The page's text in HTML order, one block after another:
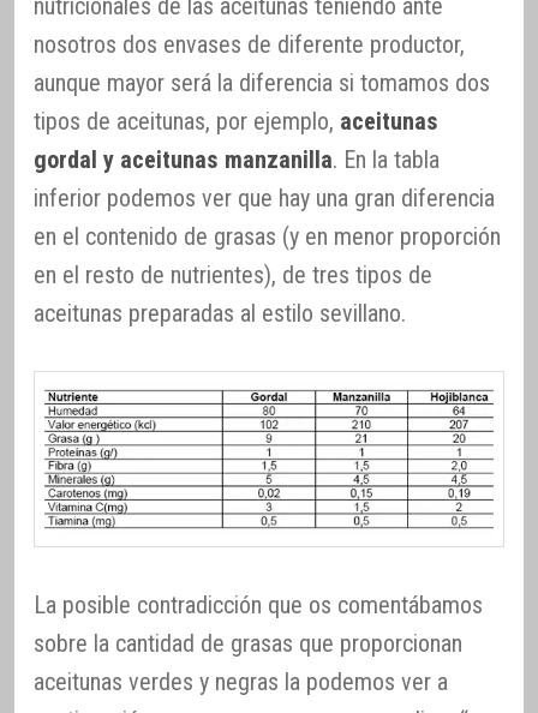
nutricionales de las aceitunas teniendo ante
nosotros dos envases de diferente productor,
aunque mayor será la diferencia si tomamos dos
tipos de aceitunas, por ejemplo, aceitunas
gordal y aceitunas manzanilla. En la tabla
inferior podemos ver que hay una gran diferencia
en el contenido de grasas (y en menor proporción
en el resto de nutrientes), de tres tipos de
aceitunas preparadas al estilo sevillano.
La posible contradicción que os comentábamos
sobre la cantidad de grasas que proporcionan
aceitunas verdes y negras la podemos ver a